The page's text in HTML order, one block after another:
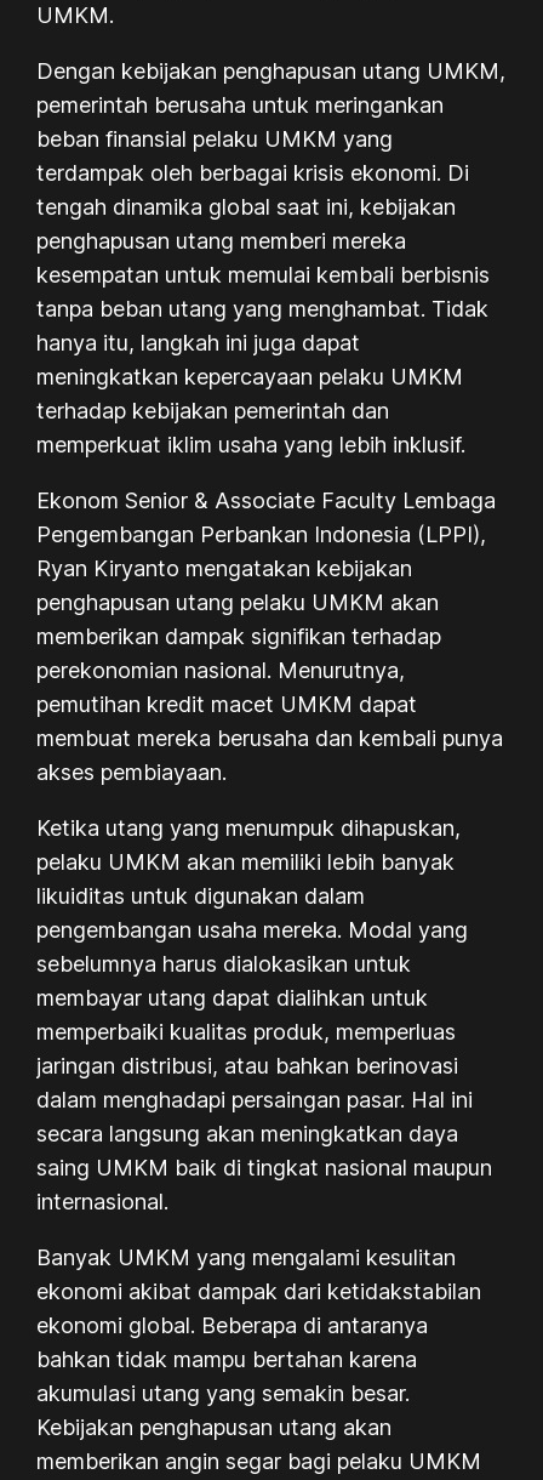
UMKM.
Dengan kebijakan penghapusan utang UMKM,
pemerintah berusaha untuk meringankan
beban finansial pelaku UMKM yang
terdampak oleh berbagai krisis ekonomi. Di
tengah dinamika global saat ini, kebijakan
penghapusan utang memberi mereka
kesempatan untuk memulai kembali berbisnis
tanpa beban utang yang menghambat. Tidak
hanya itu, langkah ini juga dapat
meningkatkan kepercayaan pelaku UMKM
terhadap kebijakan pemerintah dan
memperkuat iklim usaha yang lebih inklusif.
Ekonom Senior & Associate Faculty Lembaga
Pengembangan Perbankan Indonesia (LPPI),
Ryan Kiryanto mengatakan kebijakan
penghapusan utang pelaku UMKM akan
memberikan dampak signifikan terhadap
perekonomian nasional. Menurutnya,
pemutihan kredit macet UMKM dapat
membuat mereka berusaha dan kembali punya
akses pembiayaan.
Ketika utang yang menumpuk dihapuskan,
pelaku UMKM akan memiliki lebih banyak
likuiditas untuk digunakan dalam
pengembangan usaha mereka. Modal yang
sebelumnya harus dialokasikan untuk
membayar utang dapat dialihkan untuk
memperbaiki kualitas produk, memperluas
jaringan distribusi, atau bahkan berinovasi
dalam menghadapi persaingan pasar. Hal ini
secara langsung akan meningkatkan daya
saing UMKM baik di tingkat nasional maupun
internasional.
Banyak UMKM yang mengalami kesulitan
ekonomi akibat dampak dari ketidakstabilan
ekonomi global. Beberapa di antaranya
bahkan tidak mampu bertahan karena
akumulasi utang yang semakin besar.
Kebijakan penghapusan utang akan
memberikan angin segar bagi pelaku UMKM